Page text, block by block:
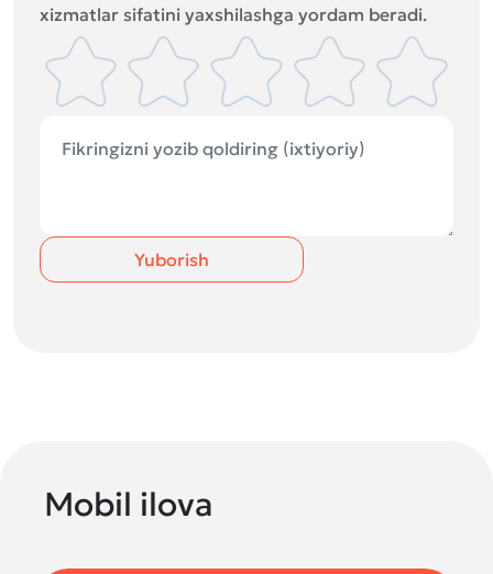
xizmatlar sifatini yaxshilashga yordam beradi.
Yuborish
Mobil ilova